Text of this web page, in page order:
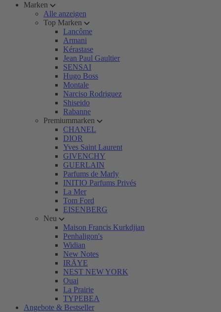
Marken
Alle anzeigen
Top Marken
Lancôme
Armani
Kérastase
Jean Paul Gaultier
SENSAI
Hugo Boss
Montale
Narciso Rodriguez
Shiseido
Rabanne
Premiummarken
CHANEL
DIOR
Yves Saint Laurent
GIVENCHY
GUERLAIN
Parfums de Marly
INITIO Parfums Privés
La Mer
Tom Ford
EISENBERG
Neu
Maison Francis Kurkdjian
Penhaligon's
Widian
New Notes
IRÄYE
NEST NEW YORK
Ouai
La Prairie
TYPEBEA
Angebote & Bestseller